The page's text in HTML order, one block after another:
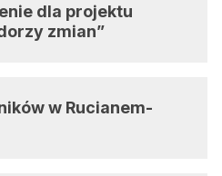
dla projektu
zmian”
w Rucianem-